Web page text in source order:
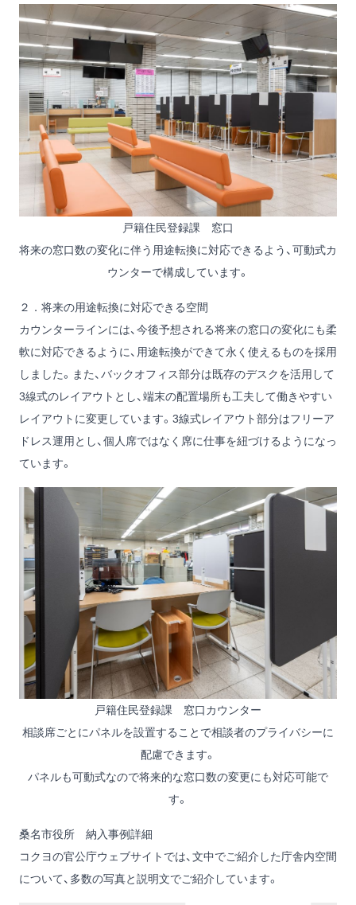
戸籍住民登録課 窓口
将来の窓口数の変化に伴う用途転換に対応できるよう、可動式カ
ウンターで構成しています。
２．将来の用途転換に対応できる空間
カウンターラインには、今後予想される将来の窓口の変化にも柔
軟に対応できるように、用途転換ができて永く使えるものを採用
しました。また、バックオフィス部分は既存のデスクを活用して
3線式のレイアウトとし、端末の配置場所も工夫して働きやすい
レイアウトに変更しています。3線式レイアウト部分はフリーア
ドレス運用とし、個人席ではなく席に仕事を紐づけるようになっ
ています。
戸籍住民登録課 窓口カウンター
相談席ごとにパネルを設置することで相談者のプライバシーに
配慮できます。
パネルも可動式なので将来的な窓口数の変更にも対応可能で
す。
桑名市役所 納入事例詳細
コクヨの官公庁ウェブサイトでは、文中でご紹介した庁舎内空間
について、多数の写真と説明文でご紹介しています。